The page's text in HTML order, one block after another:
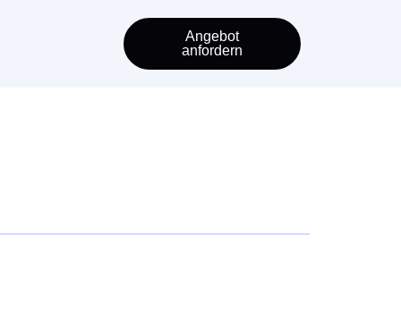
Angebot
anfordern